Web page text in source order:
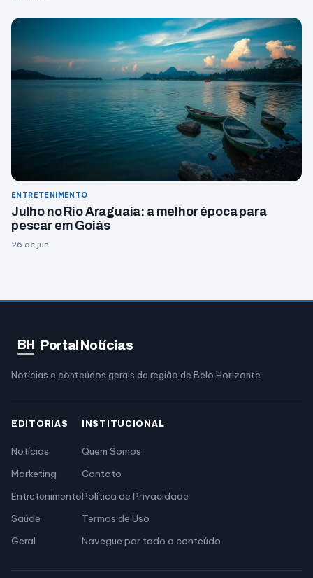
ENTRETENIMENTO
Julho no Rio Araguaia: a melhor época para
pescar em Goiás
26 de jun.
BH Portal Notícias
Notícias e conteúdos gerais da região de Belo Horizonte
EDITORIAS
Notícias
Marketing
Entretenimento
Saúde
Geral
INSTITUCIONAL
Quem Somos
Contato
Política de Privacidade
Termos de Uso
Navegue por todo o conteúdo